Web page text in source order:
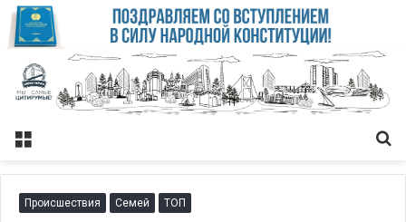
Меню
Происшествия Семей ТОП